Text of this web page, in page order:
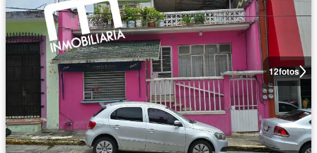
12fotos